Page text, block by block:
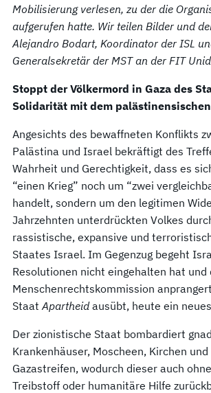
Mobilisierung verlesen, zu der die
aufgerufen hatte. Wir teilen Bilder und
Alejandro Bodart, Koordinator der ISL
Generalsekretär der MST an der FIT
Stoppt der Völkermord in Gaza des
Solidarität mit dem
Angesichts des bewaffneten Konflikts
Palästina und Israel bekräftigt des
Wahrheit und Gerechtigkeit, dass es
“einen Krieg” noch um “zwei
handelt, sondern um den legitimen
Jahrzehnten unterdrückten Volkes
rassistische, expansive und
Staates Israel. Im Gegenzug begeht
Resolutionen nicht eingehalten hat und
Menschenrechtskommission
Staat Apartheidausübt, heute ein
Der zionistische Staat bombardiert
Krankenhäuser, Moscheen, Kirchen
Gazastreifen, wodurch dieser auch
Treibstoff oder humanitäre Hilfe